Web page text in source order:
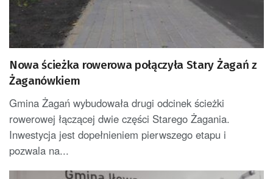
Nowa ścieżka rowerowa połączyła Stary Żagań z
Żaganówkiem
Gmina Żagań wybudowała drugi odcinek ścieżki
rowerowej łączącej dwie części Starego Żagania.
Inwestycja jest dopełnieniem pierwszego etapu i
pozwala na...